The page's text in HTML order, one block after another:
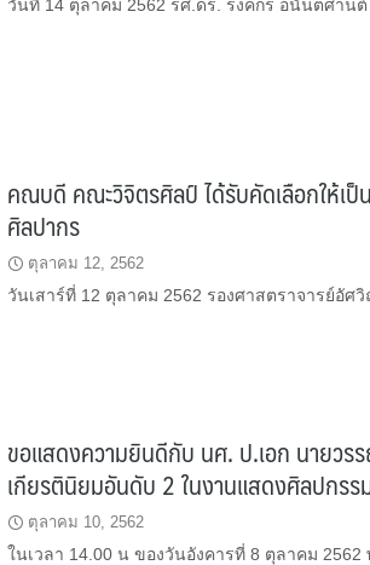
วันที่ 14 ตุลาคม 2562 รศ.ดร. รงคกร อนันตศาน
คณบดี คณะวิจิตรศิลป์ ได้รับคัดเลือกให้เ
ศิลปากร
ตุลาคม 12, 2562
วันเสาร์ที่ 12 ตุลาคม 2562 รองศาสตราจารย์อั
ขอแสดงความยินดีกับ นศ. ป.เอก นายวร
เกียรตินิยมอันดับ 2 ในงานแสดงศิลปกร
ตุลาคม 10, 2562
ในเวลา 14.00 น ของวันอังคารที่ 8 ตุลาคม